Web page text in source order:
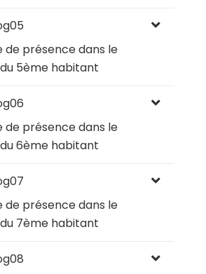
de présence dans le
5ème habitant
de présence dans le
6ème habitant
de présence dans le
7ème habitant